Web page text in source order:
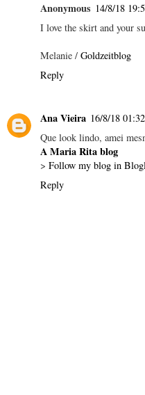
Anonymous 14/8/18
I love the skirt and your
Melanie / Goldzeitblog
Reply
Ana Vieira 16/8/18 01:32
Que look lindo, amei
A Maria Rita blog
> Follow my blog in
Reply